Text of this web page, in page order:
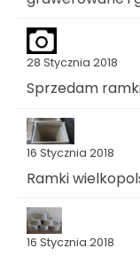
28 Stycznia 2018
Sprzedam
16 Stycznia 2018
Ramki
16 Stycznia 2018